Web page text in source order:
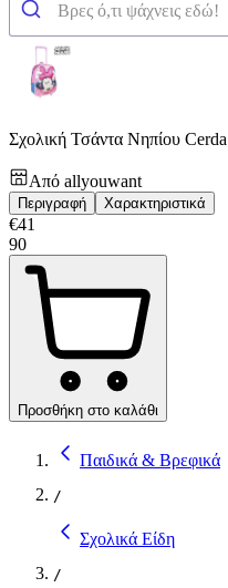
Σχολική Τσάντα Νηπίου
Από allyouwant
Περιγραφή Χαρακτηριστικά
€41
90
Προσθήκη στο καλάθι
Παιδικά & Βρεφικά
/
Σχολικά Είδη
/